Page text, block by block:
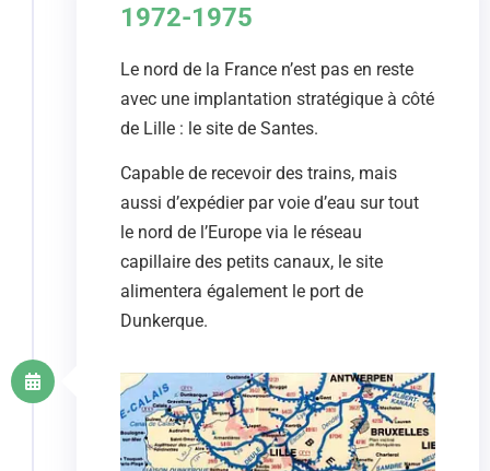
1972-1975
Le nord de la France n’est pas en reste
avec une implantation stratégique à côté
de Lille : le site de Santes.
Capable de recevoir des trains, mais
aussi d’expédier par voie d’eau sur tout
le nord de l’Europe via le réseau
capillaire des petits canaux, le site
alimentera également le port de
Dunkerque.